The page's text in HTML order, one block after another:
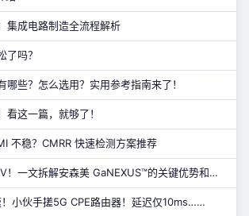
集成电路制造全流程解析
了吗？
哪些？怎么选用？实用参考指南来了！
看这一篇，就够了！
不稳？CMRR 快速检测方案推荐
覆盖 40-1200V！一文拆解安森美 GaNEXUS™的关键优势和应用
小伙手搓5G CPE路由器！延迟仅10ms……